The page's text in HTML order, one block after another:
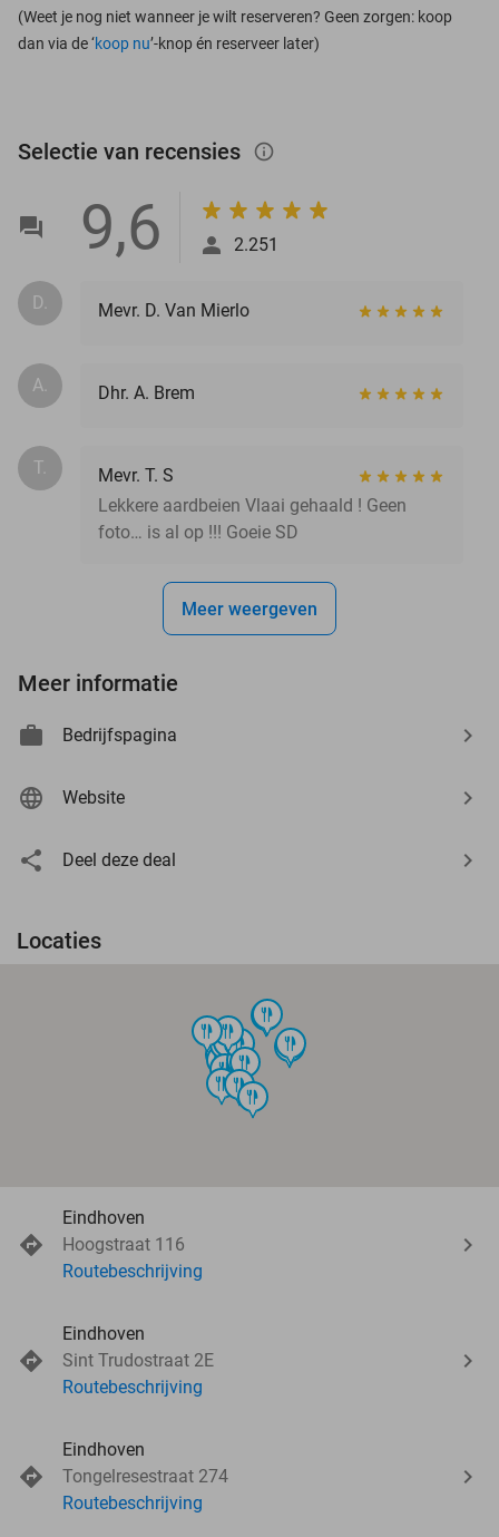
(Weet je nog niet wanneer je wilt reserveren? Geen zorgen: koop
dan via de ‘koop nu’-knop én reserveer later)
Selectie van recensies info_outlined
9,6 2.251
D. Mevr. D. Van Mierlo
A. Dhr. A. Brem
T.
Mevr. T. S
Lekkere aardbeien Vlaai gehaald ! Geen
foto… is al op !!! Goeie SD
Meer weergeven
Meer informatie
Bedrijfspagina
Website
Deel deze deal
Locaties
food
foodfood
foodfood
food
food
foodfood
food
food
food
food
food
food
food
food
food
food
food
Eindhoven
Hoogstraat 116
Routebeschrijving
Eindhoven
Sint Trudostraat 2E
Routebeschrijving
Eindhoven
Tongelresestraat 274
Routebeschrijving